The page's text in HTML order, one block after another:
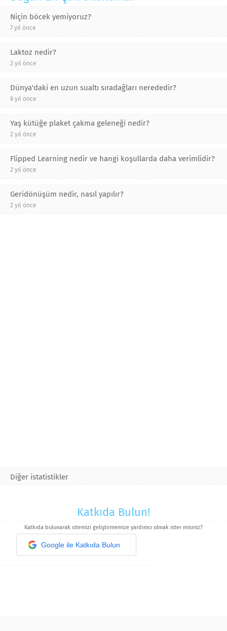
Niçin böcek yemiyoruz?
7 yıl önce
Laktoz nedir?
2 yıl önce
Dünya'daki en uzun sualtı sıradağları nerededir?
6 yıl önce
Yaş kütüğe plaket çakma geleneği nedir?
2 yıl önce
Flipped Learning nedir ve hangi koşullarda daha verimlidir?
2 yıl önce
Geridönüşüm nedir, nasıl yapılır?
2 yıl önce
Diğer istatistikler
Katkıda Bulun!
Katkıda bulunarak sitemizi geliştirmemize yardımcı olmak ister misiniz?
Google ile Katkıda Bulun